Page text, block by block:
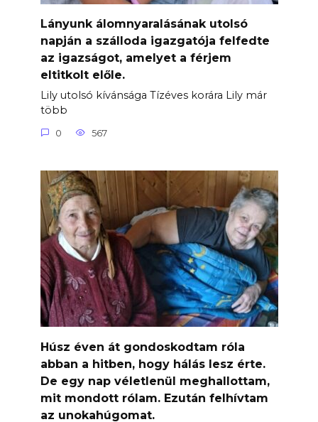
Lányunk álomnyaralásának utolsó
napján a szálloda igazgatója felfedte
az igazságot, amelyet a férjem
eltitkolt előle.
Lily utolsó kívánsága Tízéves korára Lily már
több
0 567
Húsz éven át gondoskodtam róla
abban a hitben, hogy hálás lesz érte.
De egy nap véletlenül meghallottam,
mit mondott rólam. Ezután felhívtam
az unokahúgomat.